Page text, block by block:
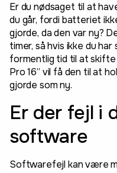
Er du nødsaget til at
du går, fordi batteriet
gjorde, da den var ny?
timer, så hvis ikke du
formentlig tid til at
Pro 16” vil få den til at
gjorde som ny.
Er der fejl i
software
Softwarefejl kan være